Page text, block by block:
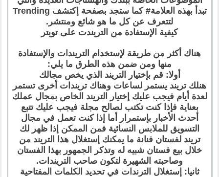
تبدأ بهذه العلامة# كما ستجد بصفحة إكتشف Trending
لتتعرف عن كل ما هو شائع ومنتشر.
كيفية الإستفادة من التريندت على تويتر
هناك أكثر من طريقة لإستخدام التريندات والإستفادة
منها ومن ضمن هذه الطرق ما يلي:
أولا: قم بإختيار التريند الذي يخص مجالك
هنلك تريند يستمر لساعات وهناك تريندات أخرى تستمر
لعدة أيام فيجب عليك إختيار التريند الخاص بمجال عملك
بعناية فإذا كنت تكتب لصالح مجلة فيجب عليك تتبع
أحدث الأخبار بإستمرار أما إذا كنت تعمل في مجال
التسويق للملابس النسائية فمن الممكن إذا ظهر لك
تريند لفستان فنانة ما يمكنك إستغلال هذا التريند من
خلال بيع فستان شبيه له وتذكر الجمهور بهذا الفستان
وصاحبته الشهيرة لتكون صاحب التريندات.
ثانيا: إستغلال الترندات في تحديد الكلمات المفتاحية